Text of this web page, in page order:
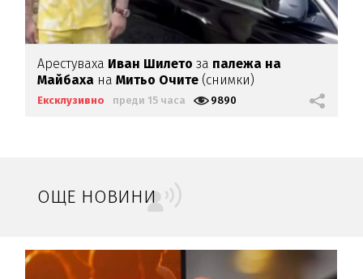
Арестуваха Иван Шилетоза палежа на
Майбаха наМитьо Очите (снимки)
Ексклузивно преди 15 часа 9890
ОЩЕ НОВИНИ